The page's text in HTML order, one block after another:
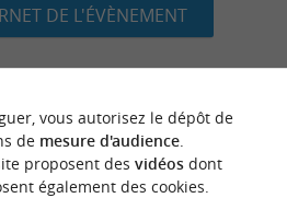
DE L'ÉVÈNEMENT
à jour :08/07/2026 à 04:51:57
photo :Margaux Charente -
vous autorisez le dépôt de
de mesure d'audience.
proposent des vidéosdont
également des cookies.